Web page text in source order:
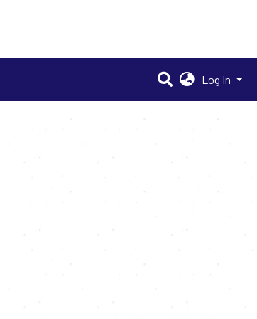
Log In